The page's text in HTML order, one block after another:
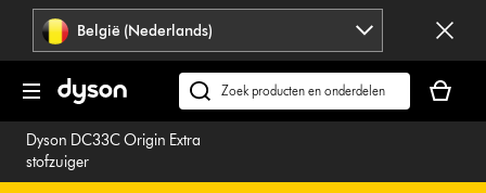
Navigatie
overslaan
België (Nederlands)
Zoek
op
dyson.be
is
Dyson DC33C Origin Extra
stofzuiger